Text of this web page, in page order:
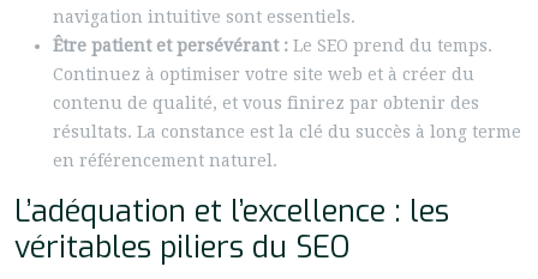
navigation intuitive sont essentiels.
Être patient et persévérant : Le SEO prend du temps.
Continuez à optimiser votre site web et à créer du
contenu de qualité, et vous finirez par obtenir des
résultats. La constance est la clé du succès à long terme
en référencement naturel.
L’adéquation et l’excellence : les
véritables piliers du SEO